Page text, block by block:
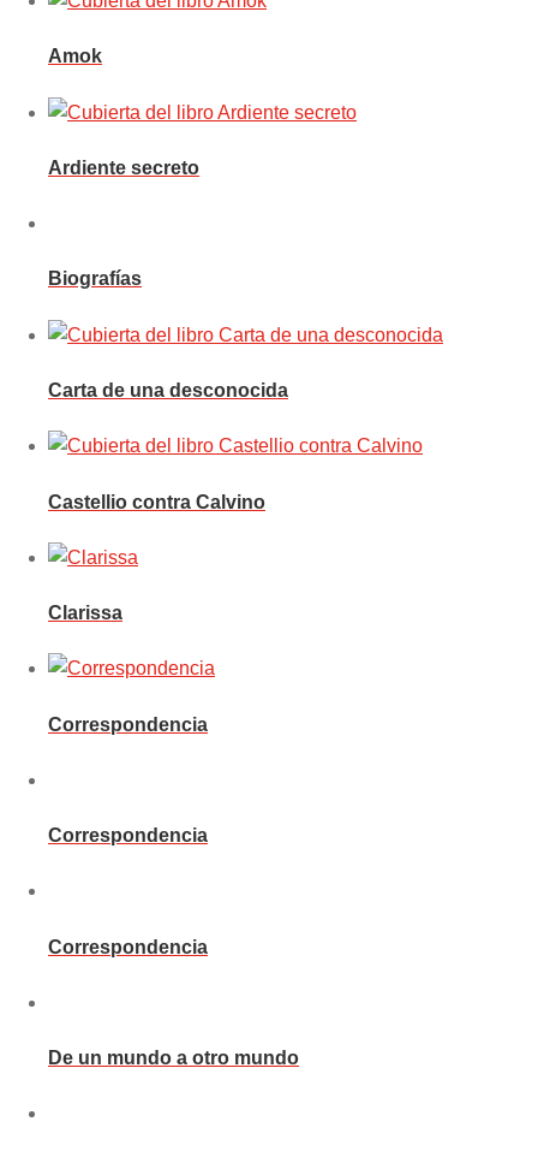
Amok
Ardiente secreto
Biografías
Carta de una desconocida
Castellio contra Calvino
Clarissa
Correspondencia
Correspondencia
Correspondencia
De un mundo a otro mundo